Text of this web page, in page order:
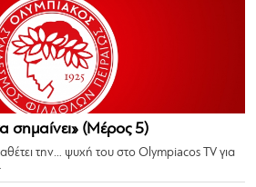
σημαίνει» (Μέρος 5)
την… ψυχή του στο Olympiacos TV για